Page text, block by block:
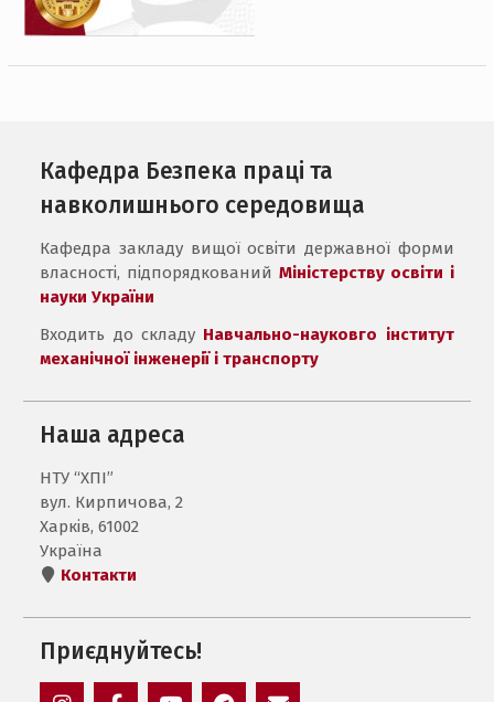
Кафедра Безпека праці та
навколишнього середовища
Кафедра закладу вищої освіти державної форми
власності, підпорядкований Міністерству освіти і
науки України
Входить до складу Навчально-науковго інститут
механічної інженерії і транспорту
Наша адреса
НТУ “ХПІ”
вул. Кирпичова, 2
Харків, 61002
Україна
Контакти
Приєднуйтесь!